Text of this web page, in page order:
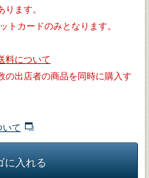
ます。
トカードのみとなります。
料について
の出店者の商品を同時に購入す
いて
に入れる